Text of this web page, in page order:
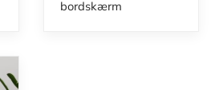
bordskærm